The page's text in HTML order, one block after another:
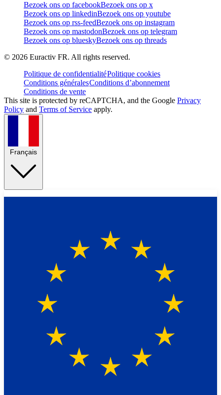
Bezoek ons op facebookBezoek ons op x
Bezoek ons op linkedinBezoek ons op youtube
Bezoek ons op rss-feedBezoek ons op instagram
Bezoek ons op mastodonBezoek ons op telegram
Bezoek ons op blueskyBezoek ons op threads
© 2026 Euractiv FR. All rights reserved.
Politique de confidentialitéPolitique cookies
Conditions généralesConditions d’abonnement
Conditions de vente
This site is protected by reCAPTCHA, and the Google Privacy
Policy and Terms of Service apply.
Français